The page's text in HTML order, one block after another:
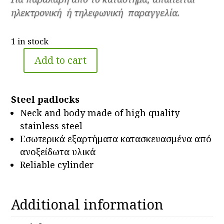
ηλεκτρονική ή τηλεφωνική παραγγελία.
1 in stock
padlock
90/50
quantity
Add to cart
Steel padlocks
Neck and body made of high quality
stainless steel
Εσωτερικά εξαρτήματα κατασκευασμένα από
ανοξείδωτα υλικά
Reliable cylinder
Additional information